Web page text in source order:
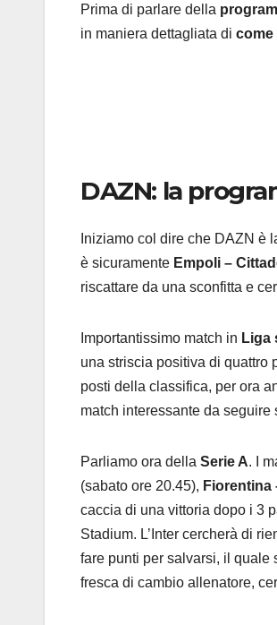
Prima di parlare della
in maniera dettagliata di come
DAZN: la
Iniziamo col dire che DAZN è
è sicuramente Empoli –
riscattare da una sconfitta e
Importantissimo match in Liga
una striscia positiva di quattro
posti della classifica, per ora
match interessante da
Parliamo ora della Serie A. I
(sabato ore 20.45), Fiorentina
caccia di una vittoria dopo i 3
Stadium. L’Inter cercherà di
fare punti per salvarsi, il quale
fresca di cambio allenatore,